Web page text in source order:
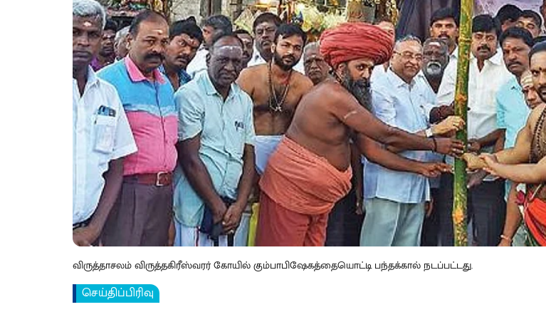
விருத்தாசலம் விருத்தகிரீஸ்வரர் கோயில் கும்பாபிஷேகத்தையொட்டி பந்தக்கால் நடப்பட்டது.
செய்திப்பிரிவு